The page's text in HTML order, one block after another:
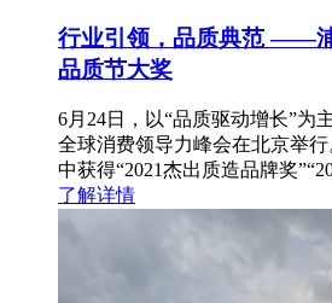
行业引领，品质典范 ——
品质节大奖
6月24日，以“品质驱动增长”为
全球消费领导力峰会在北京举
中获得“2021杰出质造品牌奖
了解详情